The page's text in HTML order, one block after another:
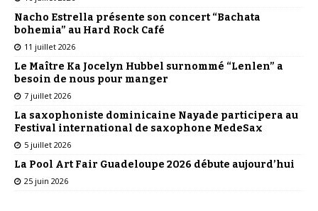
Nacho Estrella présente son concert “Bachata
bohemia” au Hard Rock Café
11 juillet 2026
Le Maître Ka Jocelyn Hubbel surnommé “Lenlen” a
besoin de nous pour manger
7 juillet 2026
La saxophoniste dominicaine Nayade participera au
Festival international de saxophone MedeSax
5 juillet 2026
La Pool Art Fair Guadeloupe 2026 débute aujourd’hui
25 juin 2026